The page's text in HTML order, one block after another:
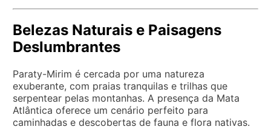
Belezas Naturais e Paisagens
Deslumbrantes
Paraty-Mirim é cercada por uma natureza
exuberante, com praias tranquilas e trilhas que
serpentear pelas montanhas. A presença da Mata
Atlântica oferece um cenário perfeito para
caminhadas e descobertas de fauna e flora nativas.